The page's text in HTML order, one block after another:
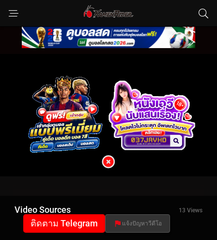
Video Sources 13 Views
ติดตาม Telegram แจ้งปัญหาวีดีโอ